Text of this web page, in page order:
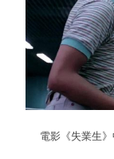
電影《失業生